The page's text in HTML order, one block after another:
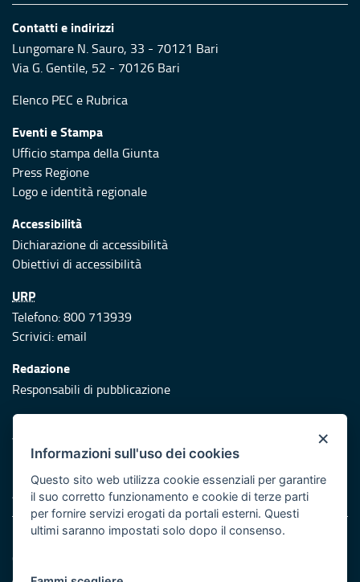
Contatti e indirizzi
Lungomare N. Sauro, 33 - 70121 Bari
Via G. Gentile, 52 - 70126 Bari
Elenco PEC e Rubrica
Eventi e Stampa
Ufficio stampa della Giunta
Press Regione
Logo e identità regionale
Accessibilità
Dichiarazione di accessibilità
Obiettivi di accessibilità
URP
Telefono: 800 713939
Scrivici:email
Redazione
Responsabili di pubblicazione
Protezione civile
Vai al sito di Protezione Civile Puglia
Iniziativa finanziata con risorse del POR Puglia 2014/2020 -
Asse XI
Note legali
Cookie e privacy
Atti di notifica
×
Informazioni sull'uso dei cookies
Questo sito web utilizza cookie essenziali per garantire
il suo corretto funzionamento e cookie di terze parti
per fornire servizi erogati da portali esterni. Questi
ultimi saranno impostati solo dopo il consenso.